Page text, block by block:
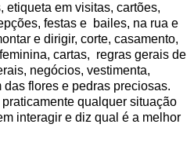
etiqueta em visitas, cartões,
festas e bailes, na rua e
e dirigir, corte, casamento,
cartas, regras gerais de
negócios, vestimenta,
flores e pedras preciosas.
qualquer situação
interagir e diz qual é a melhor